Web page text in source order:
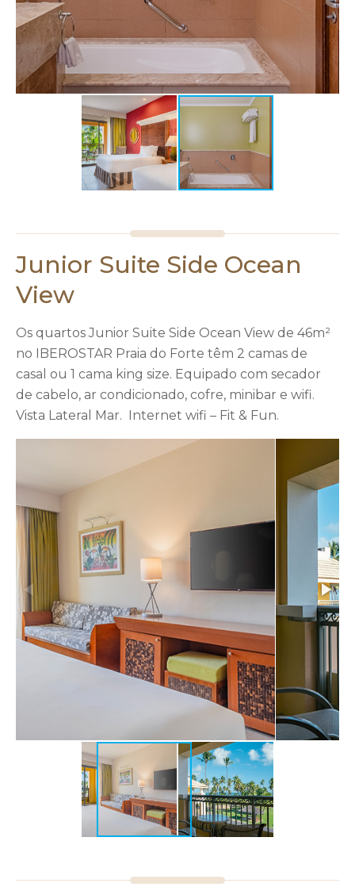
Junior Suite Side Ocean
View
Os quartos Junior Suite Side Ocean View de 46m²
no IBEROSTAR Praia do Forte têm 2 camas de
casal ou 1 cama king size. Equipado com secador
de cabelo, ar condicionado, cofre, minibar e wifi.
Vista Lateral Mar. Internet wifi – Fit & Fun.